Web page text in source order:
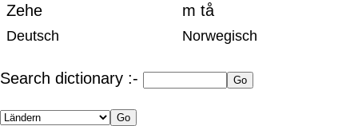
Zehe
m tå
Deutsch Norwegisch
Search dictionary :-